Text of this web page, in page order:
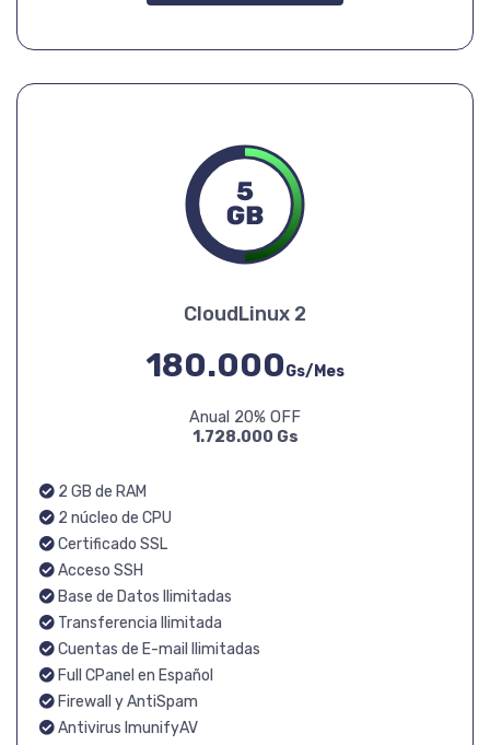
CloudLinux 2
180.000Gs/Mes
Anual 20% OFF
1.728.000 Gs
2 GB de RAM
2 núcleo de CPU
Certificado SSL
Acceso SSH
Base de Datos Ilimitadas
Transferencia Ilimitada
Cuentas de E-mail Ilimitadas
Full CPanel en Español
Firewall y AntiSpam
Antivirus ImunifyAV